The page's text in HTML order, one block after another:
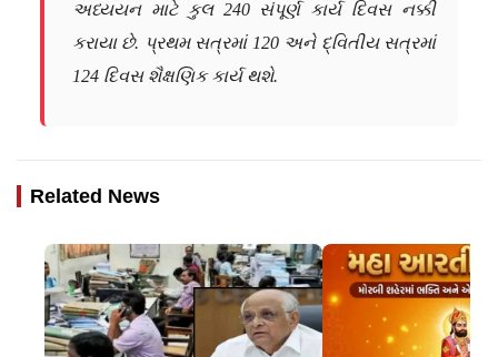
અધ્યયન માટે કુલ 240 સંપૂર્ણ કાર્ય દિવસ નક્કી
કરાયા છે. પ્રથમ સત્રમાં 120 અને દ્વિતીય સત્રમાં
124 દિવસ શૈક્ષણિક કાર્ય થશે.
Related News